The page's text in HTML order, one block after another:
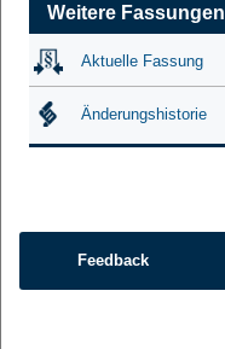
Weitere Fassungen
Aktuelle Fassung
Änderungshistorie
Feedback